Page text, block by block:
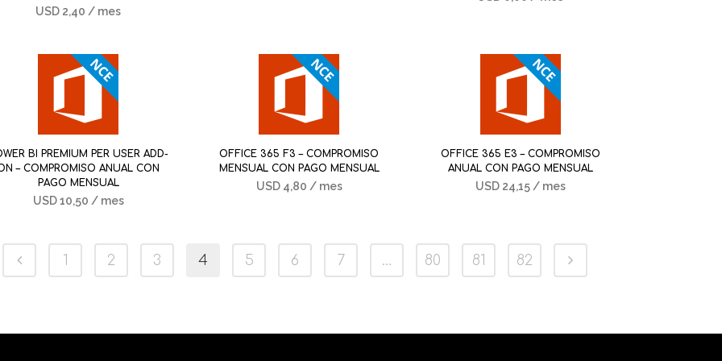
USD 2,40 / mes
BI PREMIUM PER USER ADD-
– COMPROMISO ANUAL CON
PAGO MENSUAL
USD10,50 / mes
OFFICE 365 F3 – COMPROMISO
MENSUAL CON PAGO MENSUAL
USD 4,80 / mes
OFFICE 365 E3 – COMPROMISO
ANUAL CON PAGO MENSUAL
USD 24,15 / mes
1 2 3 4 5 6 7 … 80 81 82